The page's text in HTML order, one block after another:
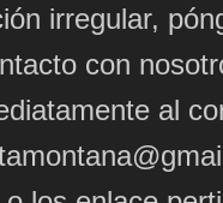
irregular,
con
al